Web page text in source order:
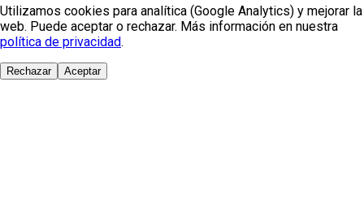
Utilizamos cookies para analítica (Google Analytics) y mejorar la
web. Puede aceptar o rechazar. Más información en nuestra
política de privacidad.
Rechazar Aceptar